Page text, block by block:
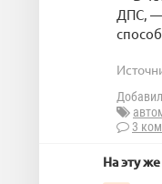
ДПС, —
Добавил
3
На эту